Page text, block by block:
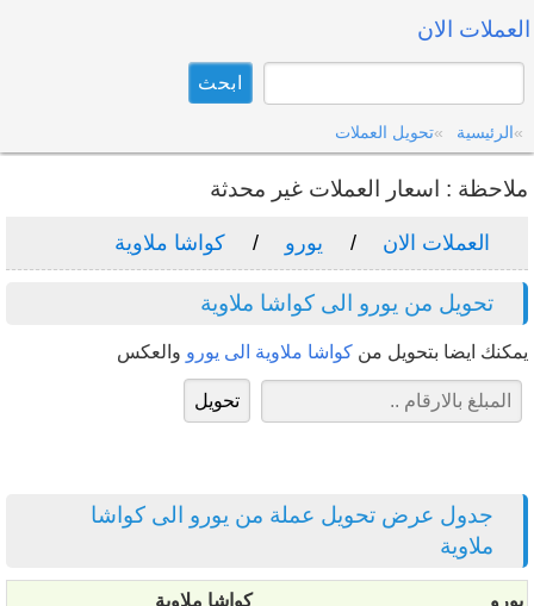
العملات الان
الرئيسية تحويل العملات
ملاحظة : اسعار العملات غير محدثة
العملات الان يورو كواشا ملاوية
تحويل من يورو الى كواشا ملاوية
يمكنك ايضا بتحويل من كواشا ملاوية الى يورو والعكس
جدول عرض تحويل عملة من يورو الى كواشا
ملاوية
يورو
كواشا ملاوية